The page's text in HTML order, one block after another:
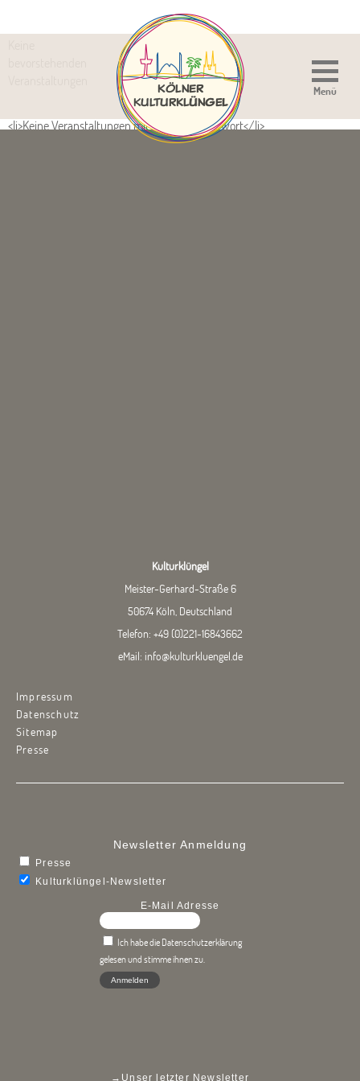
<li>Keine Veranstaltungen mit diesem Schlagwort</li>
Kulturklüngel
Meister-Gerhard-Straße 6
50674 Köln, Deutschland
Telefon: +49 (0)221-16843662
eMail: info@kulturkluengel.de
Impressum
Datenschutz
Sitemap
Presse
Newsletter Anmeldung
Presse
Kulturklüngel-Newsletter
E-Mail Adresse
Ich habe die Datenschutzerklärung
gelesen und stimme ihnen zu.
→ Unser letzter Newsletter
Menü